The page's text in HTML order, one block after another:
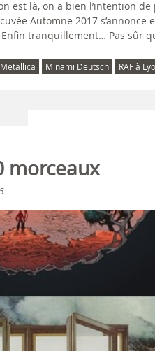
est là, on a bien l’intention
Automne 2017
tranquillement… Pas sûr
Metallica Minami Deutsch RAF à
morceaux